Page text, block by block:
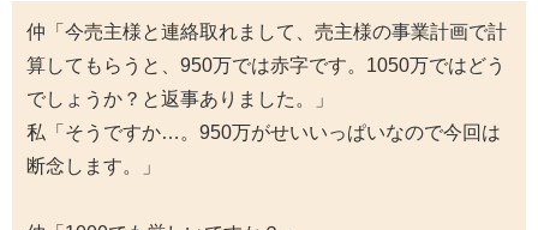
仲「今売主様と連絡取れまして、売主様の事業計画で計
算してもらうと、950万では赤字です。1050万ではどう
でしょうか？と返事ありました。」
私「そうですか…。950万がせいいっぱいなので今回は
断念します。」